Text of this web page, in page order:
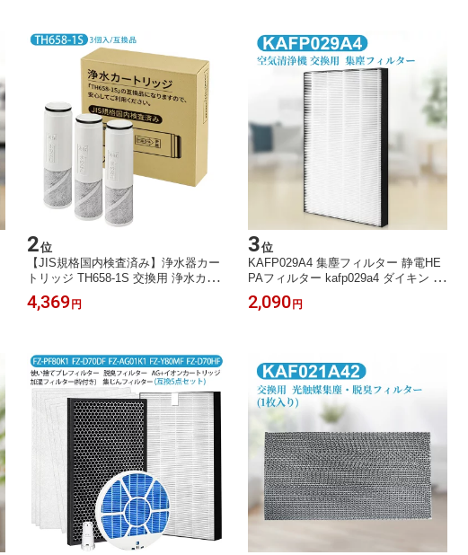
2位
【JIS規格国内検査済み】浄水器カー
トリッジ TH658-1S 交換用 浄水カー
トリッジ th658s 浄水器内蔵混合栓 取
替用カートリッジ (互換品/3個入り)
4,369円
3位
KAFP029A4 集塵フィルター 静電HE
PAフィルター kafp029a4 ダイキン 空
気清浄機 交換用 フィルター (互換品/1
枚入り)
2,090円